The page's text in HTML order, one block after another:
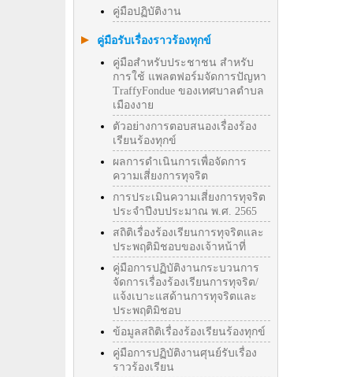
คู่มือปฏิบัติงาน
คู่มือรับเรื่องราวร้องทุกข์
คู่มือสำหรับประชาชน สำหรับ
การใช้ แพลตฟอร์มจัดการปัญหา
TraffyFondue ของเทศบาลตำบล
เมืองงาย
ตัวอย่างการตอบสนองเรื่องร้อง
เรียนร้องทุกข์
ผลการดำเนินการเพื่อจัดการ
ความเสี่ยงการทุจริต
การประเมินความเสี่ยงการทุจริต
ประจำปีงบประมาณ พ.ศ. 2565
สถิติเรื่องร้องเรียนการทุจริตและ
ประพฤติมิชอบของเจ้าหน้าที่
คู่มือการปฏิบัติงานกระบวนการ
จัดการเรื่องร้องเรียนการทุจริต/
แจ้งเบาะแสด้านการทุจริตและ
ประพฤติมิชอบ
ข้อมูลสถิติเรื่องร้องเรียนร้องทุกข์
คู่มือการปฏิบัติงานศุนย์รับเรื่อง
ราวร้องเรียน